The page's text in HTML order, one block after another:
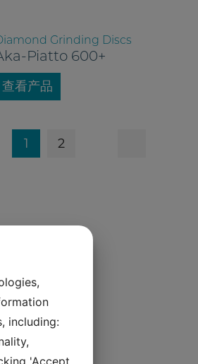
Grinding Discs
Piatto 600+
查看产品
1 2
including:
'Accept